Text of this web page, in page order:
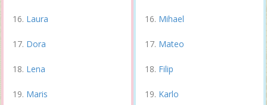
Laura
Dora
Lena
Maris
Mihael
Mateo
Filip
Karlo